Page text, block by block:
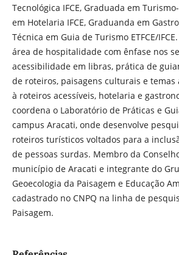
Tecnológica IFCE, Graduada em
em Hotelaria IFCE, Graduanda em
Técnica em Guia de Turismo ETFCE/
área de hospitalidade com ênfase nos
acessibilidade em libras, prática de
de roteiros, paisagens culturais e temas
à roteiros acessíveis, hotelaria e
coordena o Laboratório de Práticas e
campus Aracati, onde desenvolve
roteiros turísticos voltados para a
de pessoas surdas. Membro da
município de Aracati e integrante do
Geoecologia da Paisagem e Educação
cadastrado no CNPQ na linha de
Paisagem.